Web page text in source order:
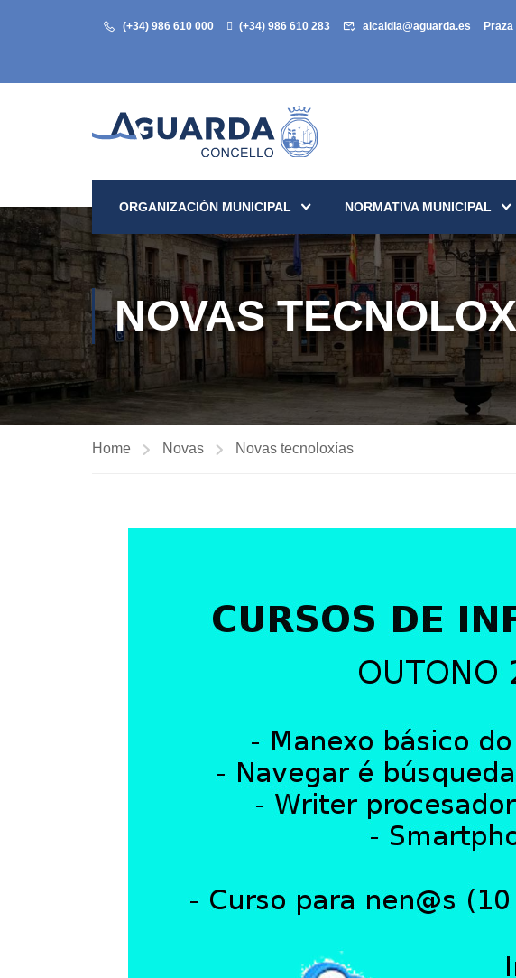
(+34) 986 610 000 (+34) 986 610 283 alcaldia@aguarda.es
ORGANIZACIÓN MUNICIPAL NORMATIVA MUNICIPAL
NOVAS
Home Novas Novas tecnoloxías